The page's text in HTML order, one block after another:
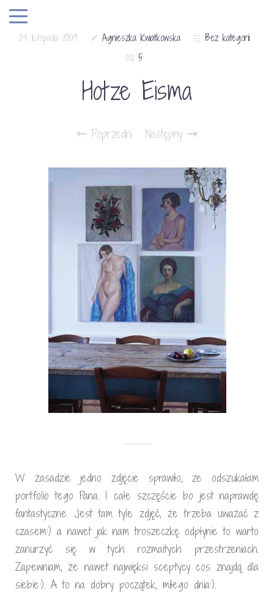
24 listopada 2009 Agnieszka Kwiatkowska
Bez kategorii
5
Hotze Eisma
Poprzedni Następny
W zasadzie jedno zdjęcie sprawiło, ze odszukałam
portfolio tego Pana. I całe szczęście bo jest naprawdę
fantastyczne. Jest tam tyle zdjęć, że trzeba uważać z
czasem:) a nawet jak nam troszeczkę odpłynie to warto
zanurzyć się w tych rozmaitych przestrzeniach.
Zapewniam, że nawet najwięksi sceptycy cos znajdą dla
siebie:). A to na dobry początek, miłego dnia:).